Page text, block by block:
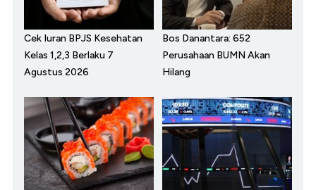
Cek Iuran BPJS Kesehatan
Kelas 1,2,3 Berlaku 7
Agustus 2026
Bos Danantara: 652
Perusahaan BUMN Akan
Hilang